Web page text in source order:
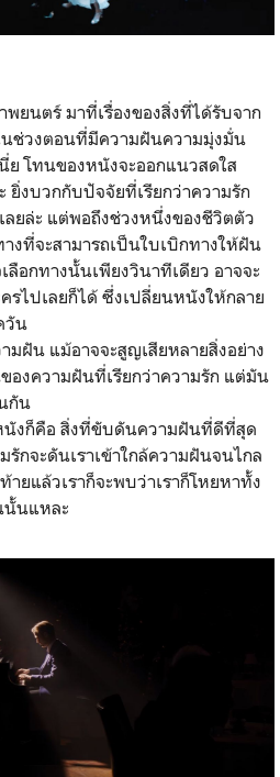
นตร์ มาที่เรื่องของสิ่งที่ได้รับจาก
นช่วงตอนที่มีความฝันความมุ่งมั่น
ย โทนของหนังจะออกแนวสดใส
ยิ่งบวกกับปัจจัยที่เรียกว่าความรัก
ลยล่ะ แต่พอถึงช่วงหนึ่งของชีวิตตัว
งที่จะสามารถเป็นใบเบิกทางให้ฝัน
ลือกทางนั้นเพียงวินาทีเดียว อาจจะ
รไปเลยก็ได้ ซึ่งเปลี่ยนหนังให้กลาย
วัน
น แม้อาจจะสูญเสียหลายสิ่งอย่าง
งความฝันที่เรียกว่าความรัก แต่มัน
กัน
ก็คือ สิ่งที่ขับดันความฝันที่ดีที่สุด
กจะดันเราเข้าใกล้ความฝันจนไกล
ยแล้วเราก็จะพบว่าเราก็โหยหาทั้ง
นั้นแหละ